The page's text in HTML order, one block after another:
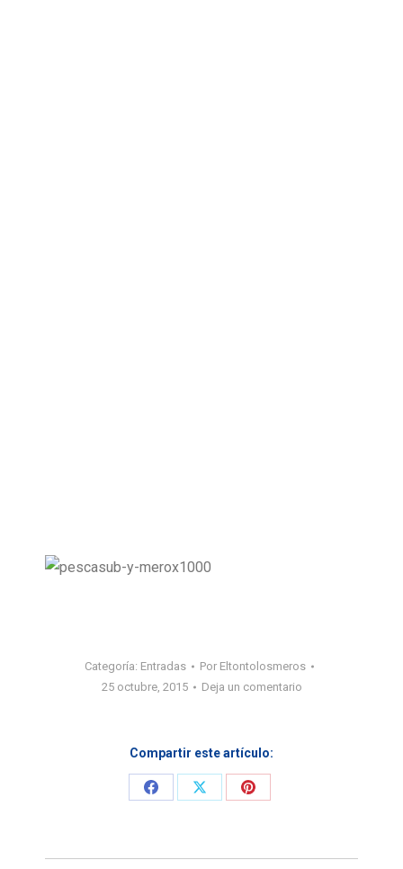
Categoría: Entradas Por Eltontolosmeros
25 octubre, 2015
Deja un comentario
Compartir este artículo:
Share
Share
Share